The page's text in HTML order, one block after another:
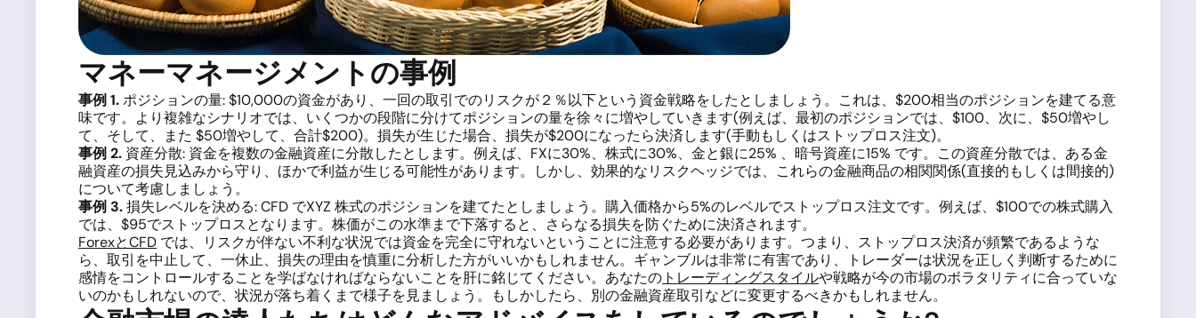
マネーマネージメントの事例
事例 1.ポジションの量: $10,000の資金があり、一回の取引でのリスクが２％以下という資金戦略をしたとしましょう。これは、$200相当のポジションを建てる意
味です。より複雑なシナリオでは、いくつかの段階に分けてポジションの量を徐々に増やしていきます(例えば、最初のポジションでは、$100、次に、$50増やし
て、そして、また $50増やして、合計$200)。損失が生じた場合、損失が$200になったら決済します(手動もしくはストップロス注文)。
事例 2. 資産分散: 資金を複数の金融資産に分散したとします。例えば、FXに30%、株式に30%、金と銀に25% 、暗号資産に15% です。この資産分散では、ある金
融資産の損失見込みから守り、ほかで利益が生じる可能性があります。しかし、効果的なリスクヘッジでは、これらの金融商品の相関関係(直接的もしくは間接的)
について考慮しましょう。
事例 3.損失レベルを決める: CFD でXYZ 株式のポジションを建てたとしましょう。購入価格から5%のレベルでストップロス注文です。例えば、$100での株式購入
では、$95でストップロスとなります。株価がこの水準まで下落すると、さらなる損失を防ぐために決済されます。
ForexとCFD では、リスクが伴ない不利な状況では資金を完全に守れないということに注意する必要があります。つまり、ストップロス決済が頻繁であるような
ら、取引を中止して、一休止、損失の理由を慎重に分析した方がいいかもしれません。ギャンブルは非常に有害であり、トレーダーは状況を正しく判断するために
感情をコントロールすることを学ばなければならないことを肝に銘じてください。あなたの トレーディングスタイルや戦略が今の市場のボラタリティに合っていな
いのかもしれないので、状況が落ち着くまで様子を見ましょう。もしかしたら、別の金融資産取引などに変更するべきかもしれません。